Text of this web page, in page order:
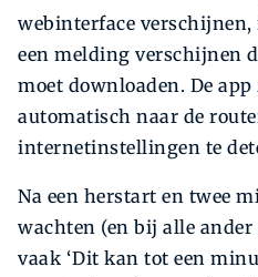
webinterface
een melding verschijnen
moet downloaden. De
automatisch naar de
internetinstellingen te
Na een herstart en twee
wachten (en bij alle
vaak ‘Dit kan tot een